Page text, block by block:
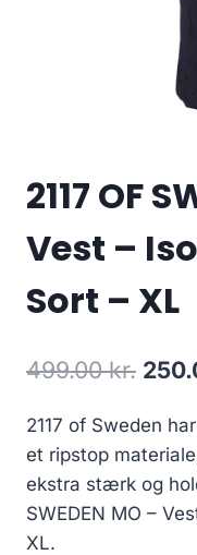
2117 OF
Vest –
Sort – XL
499.00kr.
was:
2117 of Sweden
et ripstop
ekstra stærk og
SWEDEN MO –
XL.